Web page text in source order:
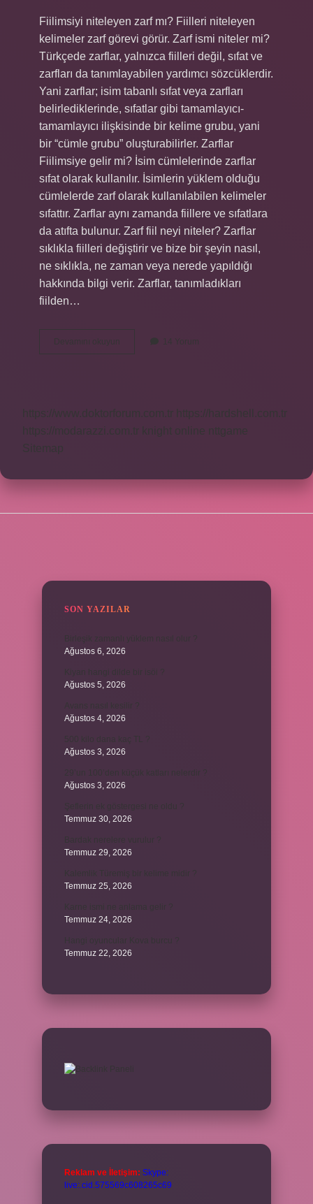
Fiilimsiyi niteleyen zarf mı? Fiilleri niteleyen
kelimeler zarf görevi görür. Zarf ismi niteler mi?
Türkçede zarflar, yalnızca fiilleri değil, sıfat ve
zarfları da tanımlayabilen yardımcı sözcüklerdir.
Yani zarflar; isim tabanlı sıfat veya zarfları
belirlediklerinde, sıfatlar gibi tamamlayıcı-
tamamlayıcı ilişkisinde bir kelime grubu, yani
bir “cümle grubu” oluşturabilirler. Zarflar
Fiilimsiye gelir mi? İsim cümlelerinde zarflar
sıfat olarak kullanılır. İsimlerin yüklem olduğu
cümlelerde zarf olarak kullanılabilen kelimeler
sıfattır. Zarflar aynı zamanda fiillere ve sıfatlara
da atıfta bulunur. Zarf fiil neyi niteler? Zarflar
sıklıkla fiilleri değiştirir ve bize bir şeyin nasıl,
ne sıklıkla, ne zaman veya nerede yapıldığı
hakkında bilgi verir. Zarflar, tanımladıkları
fiilden…
Devamını okuyun
Fiilimsiyi
14 Yorum
https://www.doktorforum.com.tr
https://hardshell.com.tr
https://modarazzi.com.tr
knight online
nttgame
Sitemap
SON YAZILAR
Ağustos 6, 2026
Ağustos 5, 2026
Ağustos 4, 2026
Ağustos 3, 2026
Ağustos 3, 2026
Temmuz 30, 2026
Temmuz 29, 2026
Temmuz 25, 2026
Temmuz 24, 2026
Temmuz 22, 2026
Reklam ve İletişim: Skype:
live:.cid.575569c608265c69